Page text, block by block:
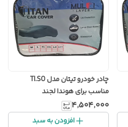
چادر خودرو تیتان مدل TI.SO
مناسب برای هوندا لجند
۴٬۵۰۴٬۰۰۰
افزودن به سبد